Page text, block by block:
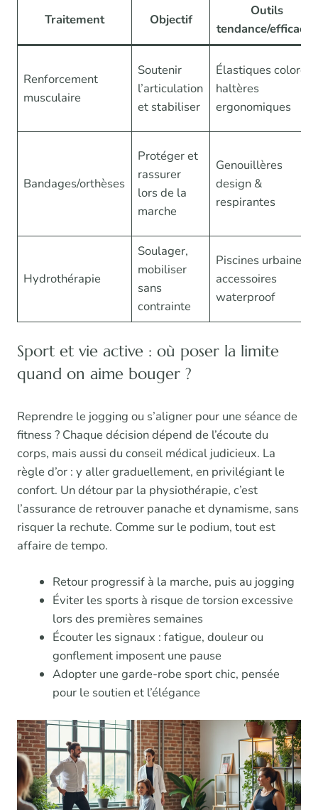
Traitement Objectif
Outils
tendance/efficaces
Renforcement
musculaire
Soutenir
l’articulation
et stabiliser
Élastiques colorés,
haltères
ergonomiques
Bandages/orthèses
Protéger et
rassurer
lors de la
marche
Genouillères
design &
respirantes
Hydrothérapie
Soulager,
mobiliser
sans
contrainte
Piscines urbaines,
accessoires
waterproof
Sport et vie active : où poser la limite
quand on aime bouger ?
Reprendre le jogging ou s’aligner pour une séance de
fitness ? Chaque décision dépend de l’écoute du
corps, mais aussi du conseil médical judicieux. La
règle d’or : y aller graduellement, en privilégiant le
confort. Un détour par la physiothérapie, c’est
l’assurance de retrouver panache et dynamisme, sans
risquer la rechute. Comme sur le podium, tout est
affaire de tempo.
Retour progressif à la marche, puis au jogging
Éviter les sports à risque de torsion excessive
lors des premières semaines
Écouter les signaux : fatigue, douleur ou
gonflement imposent une pause
Adopter une garde-robe sport chic, pensée
pour le soutien et l’élégance